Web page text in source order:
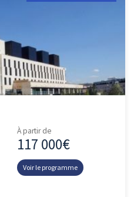
À partir de
117 000€
Voir le programme